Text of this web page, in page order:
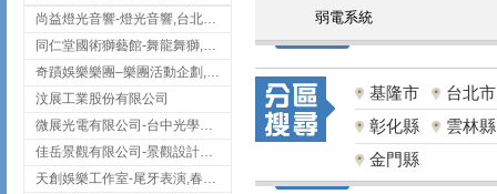
尚益燈光音響-燈光音響,台北燈光音響,台北燈光音響出租
同仁堂國術獅藝館-舞龍舞獅,台中舞龍舞獅
奇蹟娛樂樂團–樂團活動企劃,台中樂團表演,台中婚禮樂團
汶展工業股份有限公司
微展光電有限公司-台中光學鍍膜,optical filter taiwan,台灣光學鍍膜
佳岳景觀有限公司-景觀設計公司,台北景觀設計,台北景觀工程,中山區景觀設計
天創娛樂工作室-尾牙表演,春酒表演,板橋尾牙表演
弱電系統
基隆市
台北市
彰化縣
雲林縣
金門縣